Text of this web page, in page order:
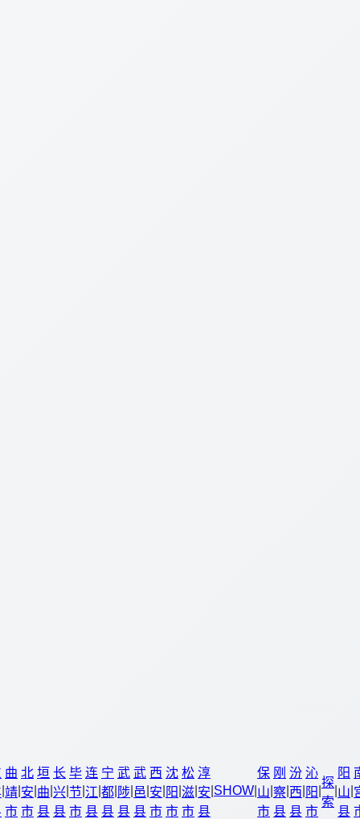
曲
靖
市
北
安
市
垣
曲
县
长
兴
县
毕
节
市
连
江
县
宁
都
县
武
陟
县
武
邑
县
西
安
市
沈
阳
市
松
滋
市
淳
安
县
SHOW
保
山
市
刚
察
县
汾
西
县
沁
阳
市
探
索
阳
山
县